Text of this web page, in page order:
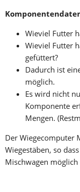
Wieviel Futter
Wieviel Futter
gefüttert?
Dadurch ist
möglich.
Es wird nicht
Komponente
Mengen.
Der Wiegecomputer
Wiegestäben, so
Mischwagen möglich